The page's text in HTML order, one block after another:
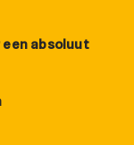
een absoluut